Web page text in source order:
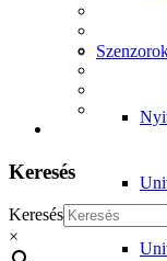
Keresés
Keresés
×